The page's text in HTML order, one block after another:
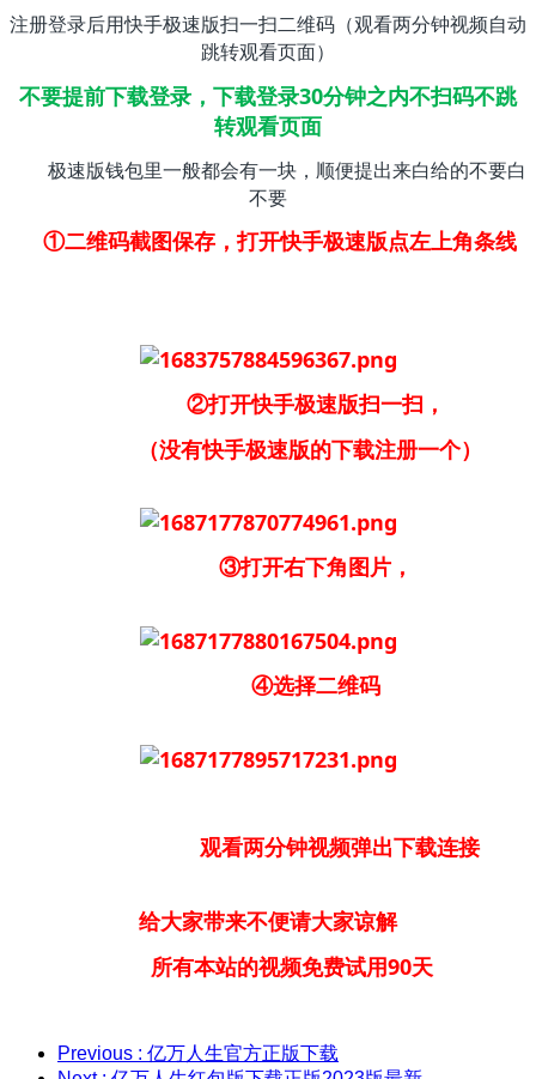
注册登录后用快手极速版扫一扫二维码（观看两分钟视频自动
跳转观看页面）
不要提前下载登录，下载登录30分钟之内不扫码不跳
转观看页面
极速版钱包里一般都会有一块，顺便提出来白给的不要白
不要
①二维码截图保存，打开快手极速版点左上角条线
②打开快手极速版扫一扫，
（没有快手极速版的下载注册一个）
③打开右下角图片，
④选择二维码
观看两分钟视频弹出下载连接
给大家带来不便请大家谅解
所有本站的视频免费试用90天
Previous : 亿万人生官方正版下载